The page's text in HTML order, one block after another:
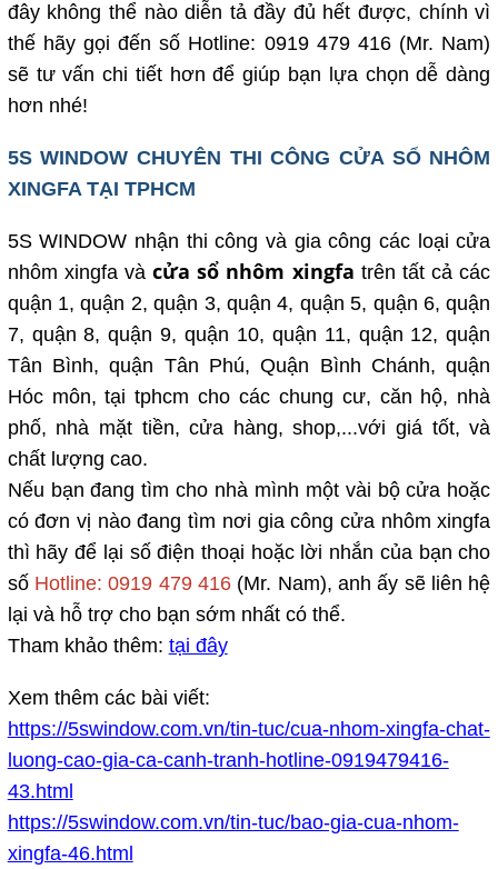
đây không thể nào diễn tả đầy đủ hết được, chính vì
thế hãy gọi đến số Hotline: 0919 479 416 (Mr. Nam)
sẽ tư vấn chi tiết hơn để giúp bạn lựa chọn dễ dàng
hơn nhé!
5S WINDOW CHUYÊN THI CÔNG CỬA SỔ NHÔM
XINGFA TẠI TPHCM
5S WINDOW nhận thi công và gia công các loại cửa
nhôm xingfa vàcửa sổ nhôm xingfa trên tất cả các
quận 1, quận 2, quận 3, quận 4, quận 5, quận 6, quận
7, quận 8, quận 9, quận 10, quận 11, quận 12, quận
Tân Bình, quận Tân Phú, Quận Bình Chánh, quận
Hóc môn, tại tphcm cho các chung cư, căn hộ, nhà
phố, nhà mặt tiền, cửa hàng, shop,...với giá tốt, và
chất lượng cao.
Nếu bạn đang tìm cho nhà mình một vài bộ cửa hoặc
có đơn vị nào đang tìm nơi gia công cửa nhôm xingfa
thì hãy để lại số điện thoại hoặc lời nhắn của bạn cho
số Hotline: 0919 479 416 (Mr. Nam), anh ấy sẽ liên hệ
lại và hỗ trợ cho bạn sớm nhất có thể.
Tham khảo thêm: tại đây
Xem thêm các bài viết:
https://5swindow.com.vn/tin-tuc/cua-nhom-xingfa-chat-
luong-cao-gia-ca-canh-tranh-hotline-0919479416-
43.html
https://5swindow.com.vn/tin-tuc/bao-gia-cua-nhom-
xingfa-46.html